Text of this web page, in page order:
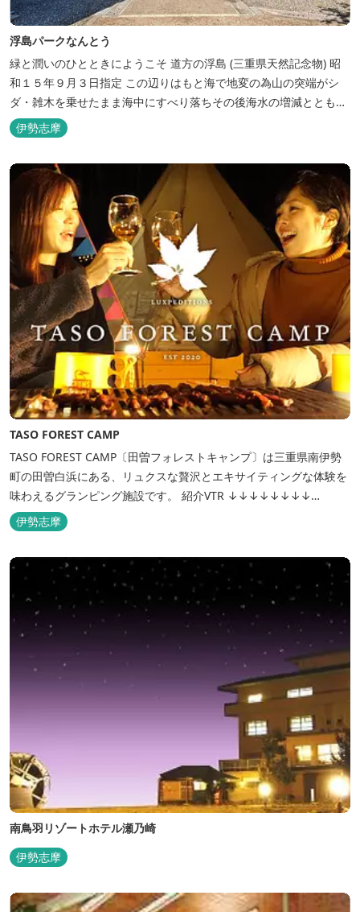
浮島パークなんとう
緑と潤いのひとときにようこそ ​道方の浮島 (三重県天然記念物) 昭
和１５年９月３日指定 この辺りはもと海で地変の為山の突端がシ
ダ・雑木を乗せたまま海中にすべり落ちその後海水の増減とともに
浮き沈みするようになったと伝えられています。 周辺は浮島を廻る
散策路が設けられ、また海岸線が一望できる展望塔へと続く遊歩道
もあり自然と親しむ見どころがあります。 ご家族連れで気軽にご利
用頂け...
伊勢志摩
TASO FOREST CAMP
TASO FOREST CAMP〔田曽フォレストキャンプ〕は三重県南伊勢
町の田曽白浜にある、リュクスな贅沢とエキサイティングな体験を
味わえるグランピング施設です。 紹介VTR ↓↓↓↓↓↓↓↓
https://www.youtube.com/watch?v=jpF0wPRjqSw
伊勢志摩
南鳥羽リゾートホテル瀬乃崎
伊勢志摩